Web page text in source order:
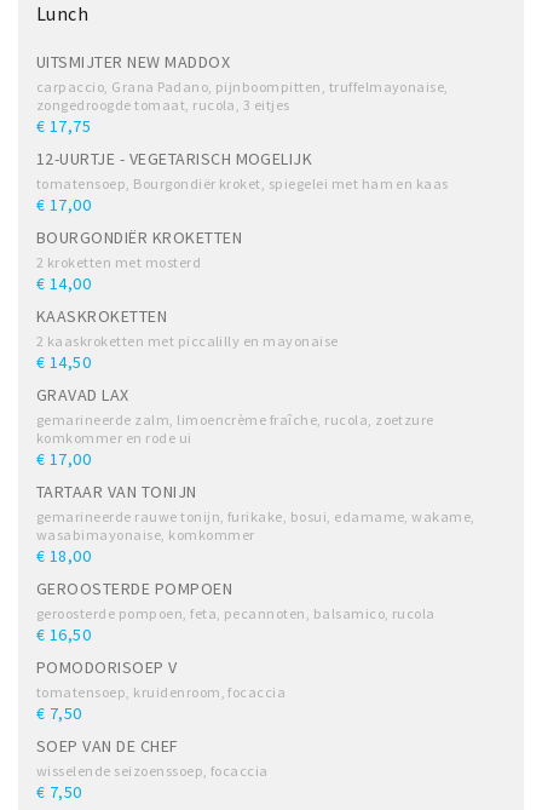
Lunch
UITSMIJTER NEW MADDOX
carpaccio, Grana Padano, pijnboompitten, truffelmayonaise,
zongedroogde tomaat, rucola, 3 eitjes
€ 17,75
12-UURTJE - VEGETARISCH MOGELIJK
tomatensoep, Bourgondiër kroket, spiegelei met ham en kaas
€ 17,00
BOURGONDIËR KROKETTEN
2 kroketten met mosterd
€ 14,00
KAASKROKETTEN
2 kaaskroketten met piccalilly en mayonaise
€ 14,50
GRAVAD LAX
gemarineerde zalm, limoencrème fraîche, rucola, zoetzure
komkommer en rode ui
€ 17,00
TARTAAR VAN TONIJN
gemarineerde rauwe tonijn, furikake, bosui, edamame, wakame,
wasabimayonaise, komkommer
€ 18,00
GEROOSTERDE POMPOEN
geroosterde pompoen, feta, pecannoten, balsamico, rucola
€ 16,50
POMODORISOEP V
tomatensoep, kruidenroom, focaccia
€ 7,50
SOEP VAN DE CHEF
wisselende seizoenssoep, focaccia
€ 7,50